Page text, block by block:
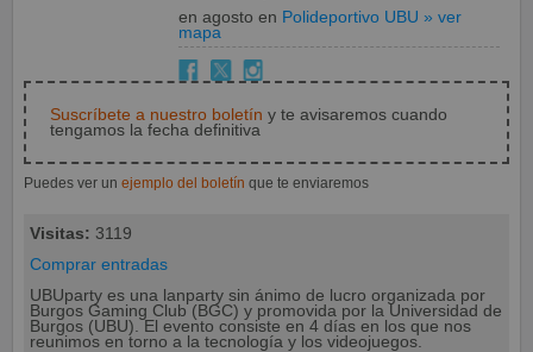
en agostoen Polideportivo UBU » ver
mapa
Suscríbete a nuestro boletín y te avisaremos cuando
tengamos la fecha definitiva
Puedes ver un ejemplo del boletín que te enviaremos
Visitas: 3119
Comprar entradas
UBUparty es una lanparty sin ánimo de lucro organizada por
Burgos Gaming Club (BGC) y promovida por la Universidad de
Burgos (UBU). El evento consiste en 4 días en los que nos
reunimos en torno a la tecnología y los videojuegos.